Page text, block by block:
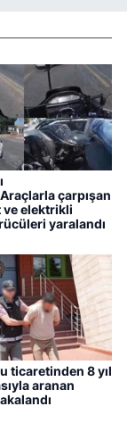
çarpışan
elektrikli
yaralandı
ticaretinden 8 yıl
aranan